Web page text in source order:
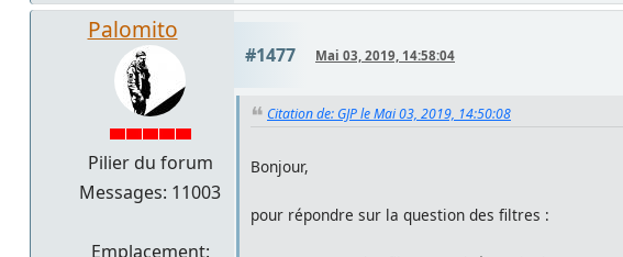
Palomito
Pilier du forum
Messages: 11003
Emplacement:
#1477 Mai 03, 2019, 14:58:04
Citation de: GJP le Mai 03, 2019, 14:50:08
Bonjour,
pour répondre sur la question des filtres :